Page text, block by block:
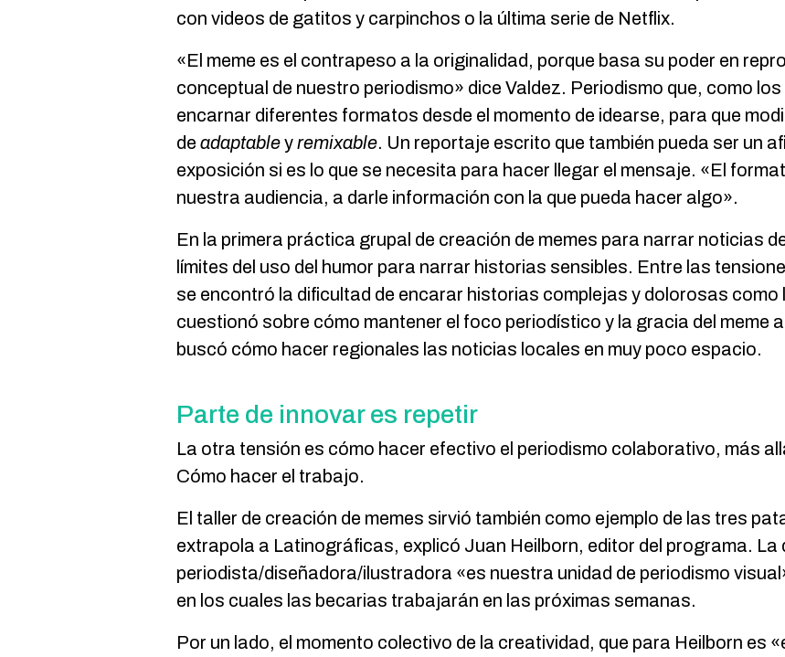
con videos de gatitos y carpinchos o la última serie de Netflix.
«El meme es el contrapeso a la originalidad, porque basa su poder en
conceptual de nuestro periodismo» dice Valdez. Periodismo que, como
encarnar diferentes formatos desde el momento de idearse, para que
deadaptableyremixable. Un reportaje escrito que también pueda ser un
exposición si es lo que se necesita para hacer llegar el mensaje. «El
nuestra audiencia, a darle información con la que pueda hacer algo».
En la primera práctica grupal de creación de memes para narrar noticias
límites del uso del humor para narrar historias sensibles. Entre las
se encontró la dificultad de encarar historias complejas y dolorosas
cuestionó sobre cómo mantener el foco periodístico y la gracia del meme
buscó cómo hacer regionales las noticias locales en muy poco espacio.
Parte de innovar es repetir
La otra tensión es cómo hacer efectivo el periodismo colaborativo, más
Cómo hacer el trabajo.
El taller de creación de memes sirvió también como ejemplo de las tres
extrapola a Latinográficas, explicó Juan Heilborn, editor del programa. La
periodista/diseñadora/ilustradora «es nuestra unidad de periodismo
en los cuales las becarias trabajarán en las próximas semanas.
Por un lado, el momento colectivo de la creatividad, que para Heilborn es